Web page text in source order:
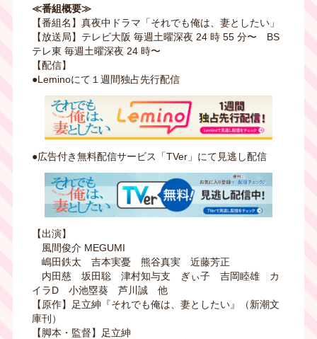
≪番組概要≫
【番組名】真夜中ドラマ「それでも俺は、妻としたい」
【放送局】テレビ大阪 毎週土曜深夜 24 時 55 分〜 BS
テレ東 毎週土曜深夜 24 時〜
【配信】
●Leminoにて１週間独占先行配信
●広告付き無料配信サービス「TVer」にて見逃し配信
【出演】
風間俊介 MEGUMI
嶋田鉄太 吉本実憂 熊谷真実 近藤芳正
内田慈 坂田聡 津村知与支 ぎぃ子 吉岡睦雄 カ
イラD 小池塁葵 芦川誠 他
【原作】足立紳『それでも俺は、妻としたい』（新潮文
庫刊）
【脚本・監督】足立紳